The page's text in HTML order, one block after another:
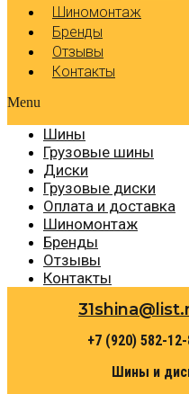
Шиномонтаж
Бренды
Отзывы
Контакты
Menu
Шины
Грузовые шины
Диски
Грузовые диски
Оплата и доставка
Шиномонтаж
Бренды
Отзывы
Контакты
+7 (920) 582-12-
Шины и